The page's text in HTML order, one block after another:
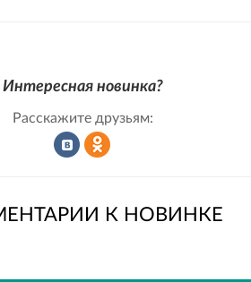
Интересная новинка?
Расскажите друзьям:
К НОВИНКЕ